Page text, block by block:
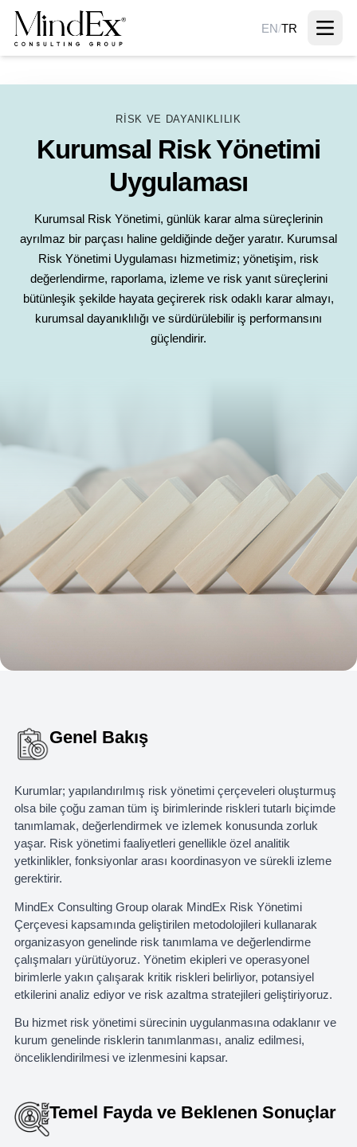
EN/TR
RISK VE DAYANIKLILIK
Kurumsal Risk Yönetimi
Uygulaması
Kurumsal Risk Yönetimi, günlük karar alma süreçlerinin
ayrılmaz bir parçası haline geldiğinde değer yaratır. Kurumsal
Risk Yönetimi Uygulaması hizmetimiz; yönetişim, risk
değerlendirme, raporlama, izleme ve risk yanıt süreçlerini
bütünleşik şekilde hayata geçirerek risk odaklı karar almayı,
kurumsal dayanıklılığı ve sürdürülebilir iş performansını
güçlendirir.
Genel Bakış
Kurumlar; yapılandırılmış risk yönetimi çerçeveleri oluşturmuş
olsa bile çoğu zaman tüm iş birimlerinde riskleri tutarlı biçimde
tanımlamak, değerlendirmek ve izlemek konusunda zorluk
yaşar. Risk yönetimi faaliyetleri genellikle özel analitik
yetkinlikler, fonksiyonlar arası koordinasyon ve sürekli izleme
gerektirir.
MindEx Consulting Group olarak MindEx Risk Yönetimi
Çerçevesi kapsamında geliştirilen metodolojileri kullanarak
organizasyon genelinde risk tanımlama ve değerlendirme
çalışmaları yürütüyoruz. Yönetim ekipleri ve operasyonel
birimlerle yakın çalışarak kritik riskleri belirliyor, potansiyel
etkilerini analiz ediyor ve risk azaltma stratejileri geliştiriyoruz.
Bu hizmet risk yönetimi sürecinin uygulanmasına odaklanır ve
kurum genelinde risklerin tanımlanması, analiz edilmesi,
önceliklendirilmesi ve izlenmesini kapsar.
Temel Fayda ve Beklenen Sonuçlar